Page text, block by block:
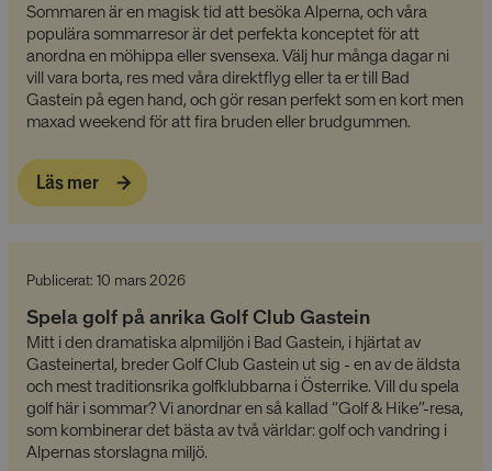
Sommaren är en magisk tid att besöka Alperna, och våra
populära sommarresor är det perfekta konceptet för att
anordna en möhippa eller svensexa. Välj hur många dagar ni
vill vara borta, res med våra direktflyg eller ta er till Bad
Gastein på egen hand, och gör resan perfekt som en kort men
maxad weekend för att fira bruden eller brudgummen.
Läs mer
Publicerat: 10 mars 2026
Spela golf på anrika Golf Club Gastein
Mitt i den dramatiska alpmiljön i Bad Gastein, i hjärtat av
Gasteinertal, breder Golf Club Gastein ut sig - en av de äldsta
och mest traditionsrika golfklubbarna i Österrike. Vill du spela
golf här i sommar? Vi anordnar en så kallad “Golf & Hike”-resa,
som kombinerar det bästa av två världar: golf och vandring i
Alpernas storslagna miljö.